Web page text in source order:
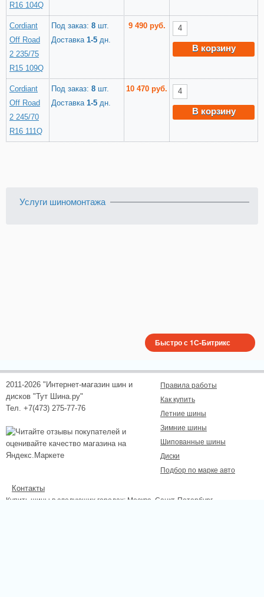
R16 104Q
Cordiant
Off Road
2 235/75
R15 109Q
Под заказ: 8 шт.
Доставка 1-5 дн.
9 490 руб.
В корзину
Cordiant
Off Road
2 245/70
R16 111Q
Под заказ: 8 шт.
Доставка 1-5 дн.
10 470 руб.
В корзину
Услуги шиномонтажа
2011-2026 "Интернет-магазин шин и
дисков "Тут Шина.ру"
Тел. +7(473) 275-77-76
Правила работы
Как купить
Летние шины
Зимние шины
Шипованные шины
Диски
Подбор по марке авто
Контакты
Купить шины в следующих городах: Москва , Санкт-Петербург,
Быстро с 1С-Битрикс